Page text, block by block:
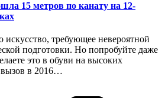
15 метров по канату на 12-
требующее невероятной
подготовки. Но попробуйте даже
это в обуви на высоких
вызов в 2016…